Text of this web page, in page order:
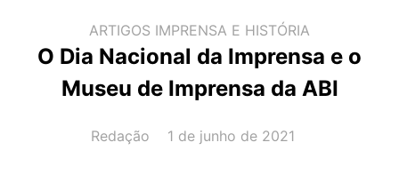
ARTIGOS IMPRENSA E HISTÓRIA
O Dia Nacional da Imprensa e o
Museu de Imprensa da ABI
AUTOR(A):
Redação DATA:
1 de junho de 2021